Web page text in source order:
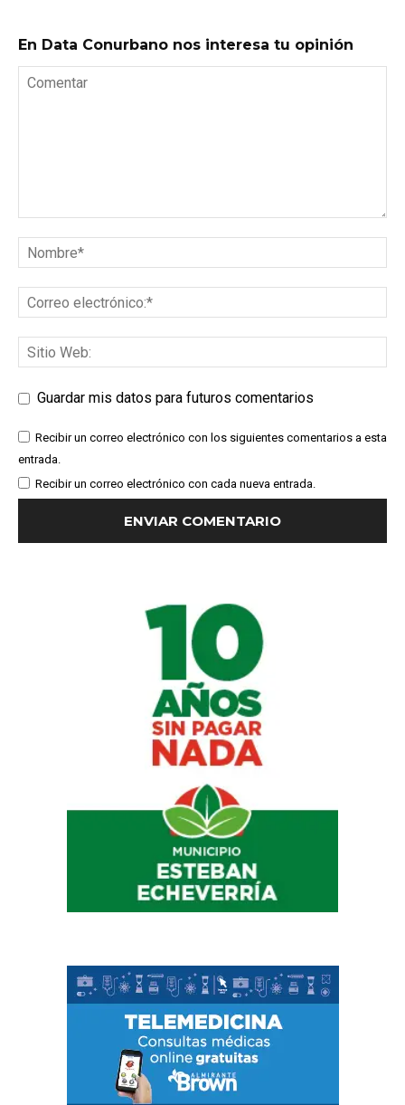
En Data Conurbano nos interesa tu opinión
Guardar mis datos para futuros comentarios
Recibir un correo electrónico con los siguientes comentarios a esta
entrada.
Recibir un correo electrónico con cada nueva entrada.